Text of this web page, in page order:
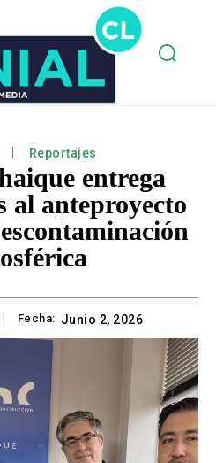
Reportajes
entrega
al anteproyecto
Fecha: Junio 2, 2026